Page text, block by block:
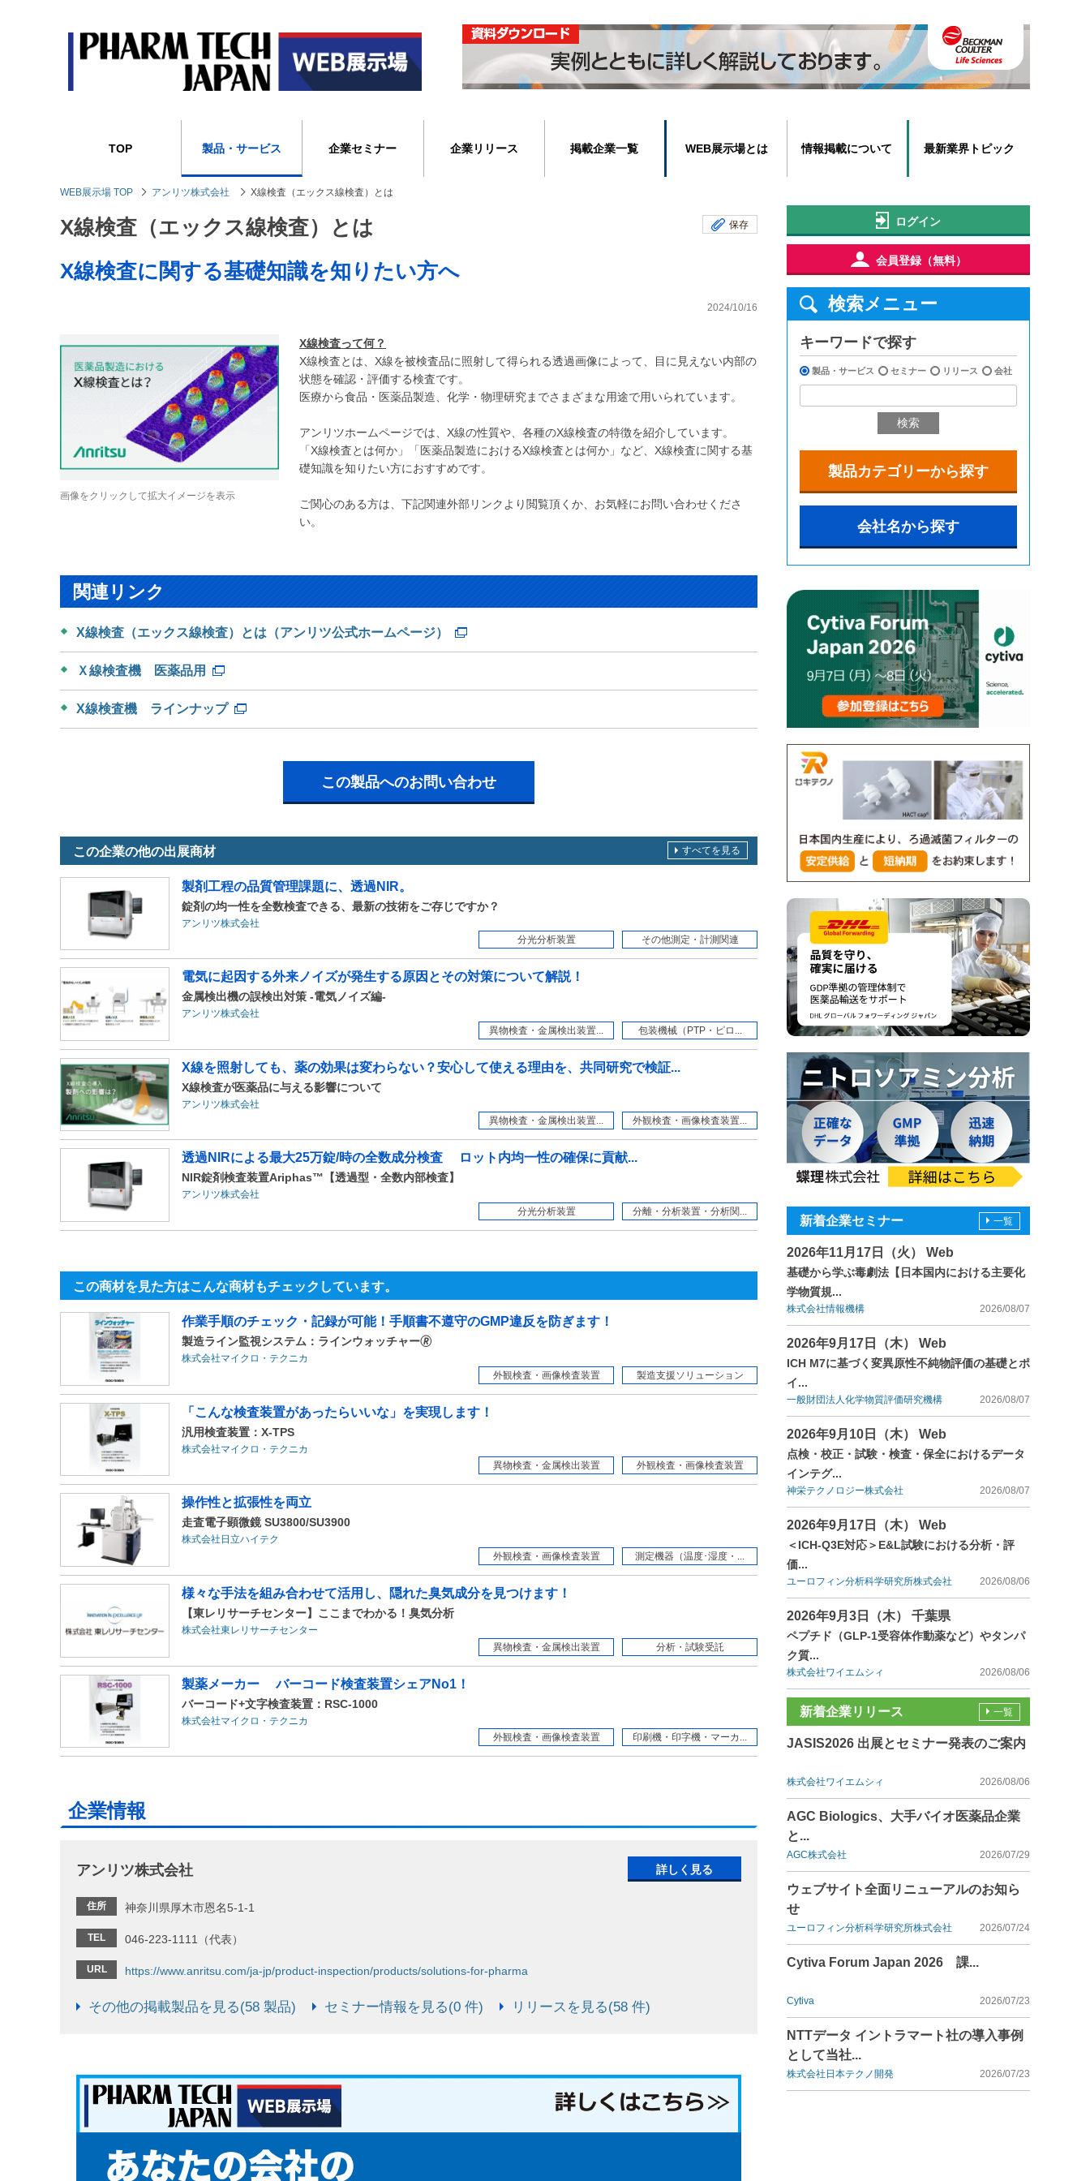
TOP 製品・サービス 企業セミナー 企業リリース 掲載企業一覧 WEB展示場とは 情報掲載について 最新業界トピック
WEB展示場 TOP アンリツ株式会社 X線検査（エックス線検査）とは
X線検査（エックス線検査）とは 保存
X線検査に関する基礎知識を知りたい方へ
2024/10/16
画像をクリックして拡大イメージを表示
X線検査って何？
X線検査とは、X線を被検査品に照射して得られる透過画像によって、目に見えない内部の
状態を確認・評価する検査です。
医療から食品・医薬品製造、化学・物理研究までさまざまな用途で用いられています。
アンリツホームページでは、X線の性質や、各種のX線検査の特徴を紹介しています。
「X線検査とは何か」「医薬品製造におけるX線検査とは何か」など、X線検査に関する基
礎知識を知りたい方におすすめです。
ご関心のある方は、下記関連外部リンクより閲覧頂くか、お気軽にお問い合わせくださ
い。
関連リンク
X線検査（エックス線検査）とは（アンリツ公式ホームページ）
Ｘ線検査機 医薬品用
X線検査機 ラインナップ
この製品へのお問い合わせ
この企業の他の出展商材
製剤工程の品質管理課題に、透過NIR。
錠剤の均一性を全数検査できる、最新の技術をご存じですか？
アンリツ株式会社
分光分析装置
その他測定・計測関連
電気に起因する外来ノイズが発生する原因とその対策について解説！
金属検出機の誤検出対策 -電気ノイズ編-
アンリツ株式会社
異物検査・金属検出装置...
包装機械（PTP・ピロ...
X線を照射しても、薬の効果は変わらない？安心して使える理由を、共同研究で検証...
X線検査が医薬品に与える影響について
アンリツ株式会社
異物検査・金属検出装置...
外観検査・画像検査装置...
透過NIRによる最大25万錠/時の全数成分検査 ロット内均一性の確保に貢献...
NIR錠剤検査装置Ariphas™【透過型・全数内部検査】
アンリツ株式会社
分光分析装置
分離・分析装置・分析関...
すべてを見る
この商材を見た方はこんな商材もチェックしています。
作業手順のチェック・記録が可能！手順書不遵守のGMP違反を防ぎます！
製造ライン監視システム：ラインウォッチャー🄬
株式会社マイクロ・テクニカ
外観検査・画像検査装置
製造支援ソリューション
「こんな検査装置があったらいいな」を実現します！
汎用検査装置：X-TPS
株式会社マイクロ・テクニカ
異物検査・金属検出装置
外観検査・画像検査装置
操作性と拡張性を両立
走査電子顕微鏡 SU3800/SU3900
株式会社日立ハイテク
外観検査・画像検査装置
測定機器（温度･湿度・...
様々な手法を組み合わせて活用し、隠れた臭気成分を見つけます！
【東レリサーチセンター】ここまでわかる！臭気分析
株式会社東レリサーチセンター
異物検査・金属検出装置
分析・試験受託
製薬メーカー バーコード検査装置シェアNo1！
バーコード+文字検査装置：RSC-1000
株式会社マイクロ・テクニカ
外観検査・画像検査装置
印刷機・印字機・マーカ...
企業情報
アンリツ株式会社
住所 神奈川県厚木市恩名5-1-1
TEL 046-223-1111（代表）
URL https://www.anritsu.com/ja-jp/product-inspection/products/solutions-for-pharma
その他の掲載製品を見る(58 製品) セミナー情報を見る(0 件) リリースを見る(58 件)
詳しく見る
ログイン
会員登録（無料）
検索メニュー
キーワードで探す
製品・サービス セミナー リリース 会社
検索
製品カテゴリーから探す
会社名から探す
新着企業セミナー
2026年11月17日（火） Web
基礎から学ぶ毒劇法【日本国内における主要化
学物質規...
株式会社情報機構 2026/08/07
2026年9月17日（木） Web
ICH M7に基づく変異原性不純物評価の基礎とポ
イ...
一般財団法人化学物質評価研究機構 2026/08/07
2026年9月10日（木） Web
点検・校正・試験・検査・保全におけるデータ
インテグ...
神栄テクノロジー株式会社 2026/08/07
2026年9月17日（木） Web
＜ICH-Q3E対応＞E&L試験における分析・評
価...
ユーロフィン分析科学研究所株式会社 2026/08/06
2026年9月3日（木） 千葉県
ペプチド（GLP-1受容体作動薬など）やタンパ
ク質...
株式会社ワイエムシィ 2026/08/06
一覧
新着企業リリース
JASIS2026 出展とセミナー発表のご案内
株式会社ワイエムシィ 2026/08/06
AGC Biologics、大手バイオ医薬品企業
と...
AGC株式会社 2026/07/29
ウェブサイト全面リニューアルのお知ら
せ
ユーロフィン分析科学研究所株式会社 2026/07/24
Cytiva Forum Japan 2026 課...
Cytiva 2026/07/23
NTTデータ イントラマート社の導入事例
として当社...
株式会社日本テクノ開発 2026/07/23
一覧